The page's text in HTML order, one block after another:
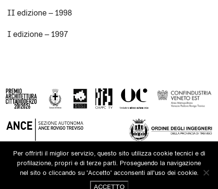
II edizione – 1998
I edizione – 1997
©2026 FONDAZIONE ODERZO CULTURA ONLUS
P.IVA 03937310260FONDAZIONE(AT)ODERZOCULTURA.IT
Per offrirti il miglior servizio, questo sito utilizza cookie tecnici e di
profilazione, propri e di terze parti. Proseguendo la navigazione
nel sito o cliccando su 'Accetto' acconsenti all'uso dei cookie.
ACCETTO